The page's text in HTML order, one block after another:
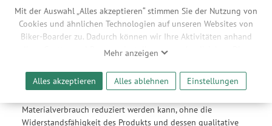
Mit der Auswahl „Alles akzeptieren“ stimmen Sie der Nutzung von
Cookies und ähnlichen Technologien auf unseren Websites von
Biker-Boarder zu. Dadurch können wir Ihre Aktivitäten anhand
Ihrer Geräte- und Browsereinstellungen nachvollziehen. Dies
ermöglicht es uns, anhand ihrer Interessen nutzungsbasierte
Werbeanzeigen für Sie bereitzustellen sowie Funktionalitäten
unserer Website sicherzustellen und stetig zu verbessern. Dabei
werden Ihre Daten auch an Drittanbieter und Werbepartner
weitergegeben. Die Verarbeitung erfolgt ausschließlich zum
Mehr anzeigen
Alles akzeptieren Alles ablehnen Einstellungen
Rekord-Leichtigkeit und Maximale Flüssigkeitsabgabe: Die
Elite Fly-Serie ist weltweit als die leichteste Trinkflaschenlinie
der Welt anerkannt, dank ihrer unvergleichlichen Leichtigkeit,
traditionellen Trinkflaschen. Diese Vorrangstellung wird durch
die variable Dickenstruktur ermöglicht, mit der sie realisiert
werden, dünner am Zentralkörper und dicker an der Ober-
Materialverbrauch reduziert werden kann, ohne die
Widerstandsfähigkeit des Produkts und dessen qualitative